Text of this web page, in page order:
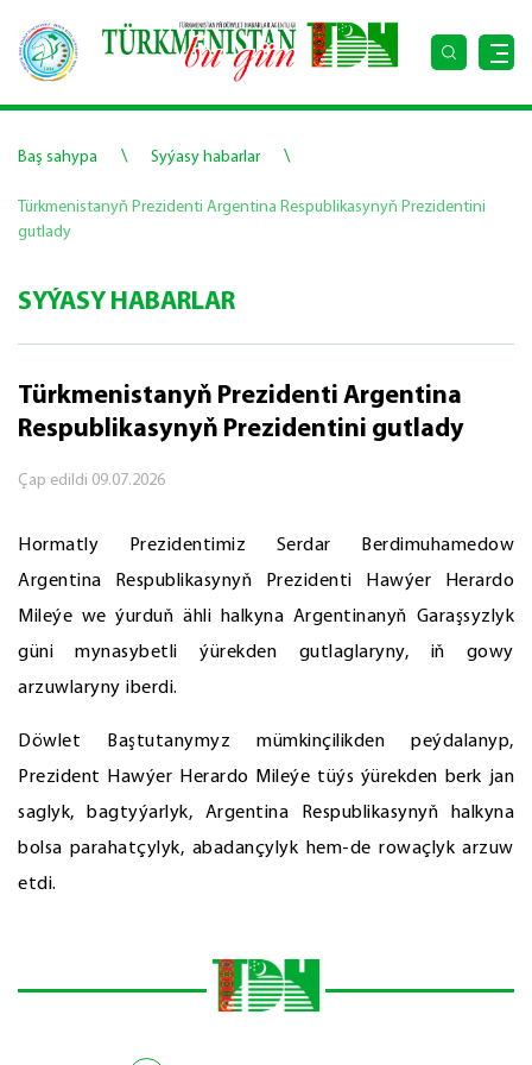
Baş sahypa \ Syýasy habarlar \
Türkmenistanyň Prezidenti Argentina Respublikasynyň Prezidentini
gutlady
SYÝASY HABARLAR
Türkmenistanyň Prezidenti Argentina
Respublikasynyň Prezidentini gutlady
Çap edildi 09.07.2026
Hormatly Prezidentimiz Serdar Berdimuhamedow
Argentina Respublikasynyň Prezidenti Hawýer Herardo
Mileýe we ýurduň ähli halkyna Argentinanyň Garaşsyzlyk
güni mynasybetli ýürekden gutlaglaryny, iň gowy
arzuwlaryny iberdi.
Döwlet Baştutanymyz mümkinçilikden peýdalanyp,
Prezident Hawýer Herardo Mileýe tüýs ýürekden berk jan
saglyk, bagtyýarlyk, Argentina Respublikasynyň halkyna
bolsa parahatçylyk, abadançylyk hem-de rowaçlyk arzuw
etdi.